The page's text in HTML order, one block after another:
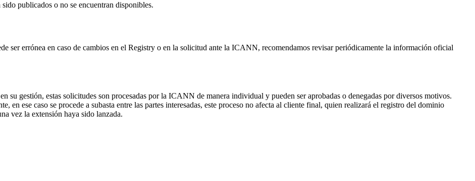
publicados o no se encuentran disponibles.
ser errónea en caso de cambios en el Registry o en la solicitud ante la ICANN, recomendamos revisar periódicamente la información oficial
su gestión, estas solicitudes son procesadas por la ICANN de manera individual y pueden ser aprobadas o denegadas por diversos motivos.
en ese caso se procede a subasta entre las partes interesadas, este proceso no afecta al cliente final, quien realizará el registro del dominio
vez la extensión haya sido lanzada.